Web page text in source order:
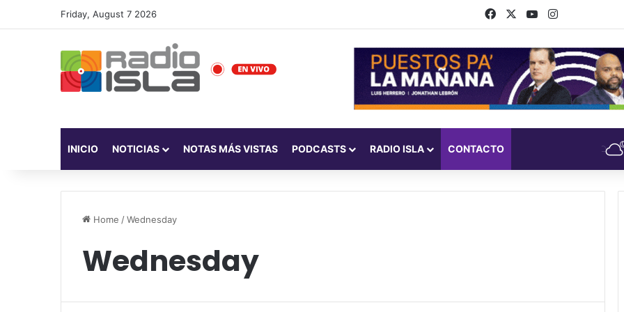
Friday, August 7 2026 FacebookYouTubeInstagram
INICIO NOTICIAS NOTAS MÁS VISTAS PODCASTS RADIO ISLA CONTACTO
Home /Wednesday
Wednesday